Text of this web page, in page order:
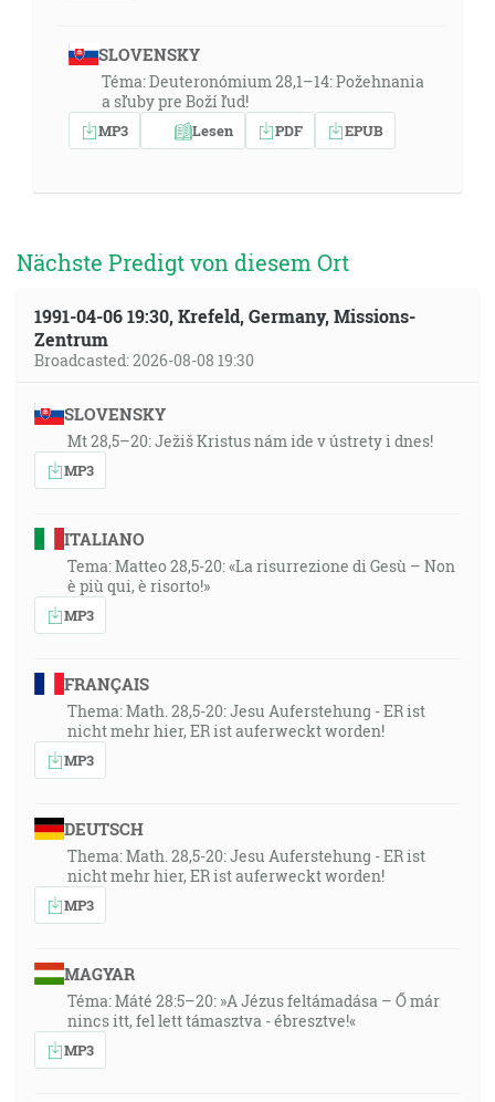
SLOVENSKY
Téma: Deuteronómium 28,1–14: Požehnania
a sľuby pre Boží ľud!
MP3 Lesen PDF EPUB
Nächste Predigt von diesem Ort
1991-04-06 19:30, Krefeld, Germany, Missions-
Zentrum
Broadcasted: 2026-08-08 19:30
SLOVENSKY
Mt 28,5–20: Ježiš Kristus nám ide v ústrety i dnes!
MP3
ITALIANO
Tema: Matteo 28,5-20: «La risurrezione di Gesù – Non
è più qui, è risorto!»
MP3
FRANÇAIS
Thema: Math. 28,5-20: Jesu Auferstehung - ER ist
nicht mehr hier, ER ist auferweckt worden!
MP3
DEUTSCH
Thema: Math. 28,5-20: Jesu Auferstehung - ER ist
nicht mehr hier, ER ist auferweckt worden!
MP3
MAGYAR
Téma: Máté 28:5–20: »A Jézus feltámadása – Ő már
nincs itt, fel lett támasztva - ébresztve!«
MP3